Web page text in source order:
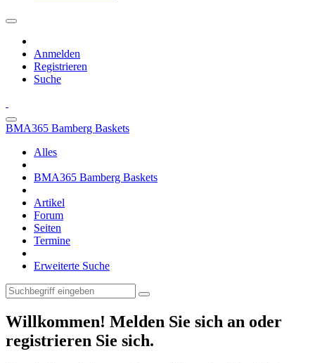
Anmelden
Registrieren
Suche
BMA365 Bamberg Baskets
Alles
BMA365 Bamberg Baskets
Artikel
Forum
Seiten
Termine
Erweiterte Suche
Willkommen! Melden Sie sich an oder
registrieren Sie sich.